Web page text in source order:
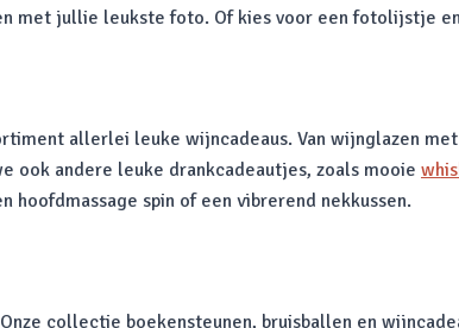
met jullie leukste foto. Of kies voor een fotolijstje
allerlei leuke wijncadeaus. Van wijnglazen
ook andere leuke drankcadeautjes, zoals mooie
hoofdmassage spin of een vibrerend nekkussen.
collectie boekensteunen, bruisballen en